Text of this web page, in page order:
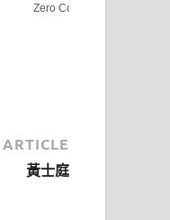
Zero Counter
黃士庭